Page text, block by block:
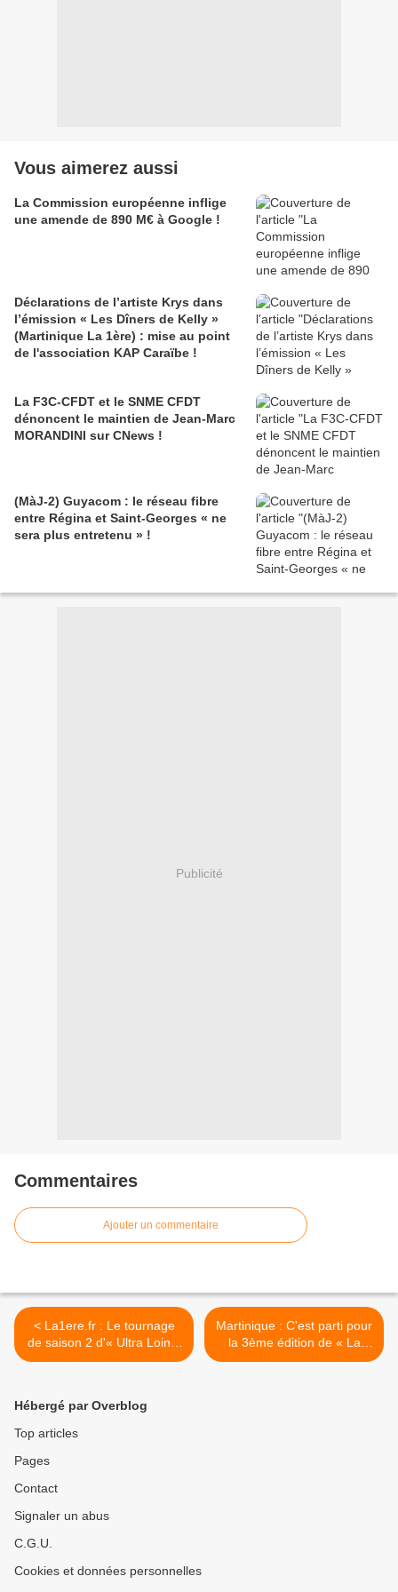
Vous aimerez aussi
La Commission européenne inflige
une amende de 890 M€ à Google !
Déclarations de l’artiste Krys dans
l’émission « Les Dîners de Kelly »
(Martinique La 1ère) : mise au point
de l'association KAP Caraïbe !
La F3C-CFDT et le SNME CFDT
dénoncent le maintien de Jean-Marc
MORANDINI sur CNews !
(MàJ-2) Guyacom : le réseau fibre
entre Régina et Saint-Georges « ne
sera plus entretenu » !
Publicité
Commentaires
Ajouter un commentaire
< La1ere.fr : Le tournage
de saison 2 d'« Ultra Loin »
débute le mois prochain !
Martinique : C'est parti pour
la 3ème édition de « La
Bourse Paille » ! >
Hébergé par Overblog
Top articles
Pages
Contact
Signaler un abus
C.G.U.
Cookies et données personnelles